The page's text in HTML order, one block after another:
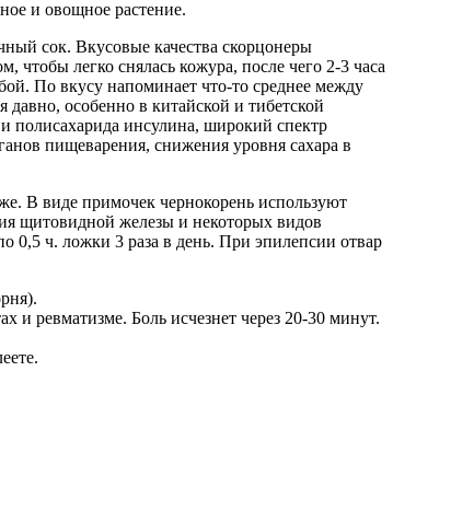
и овощное растение.
сок. Вкусовые качества скорцонеры
легко снялась кожура, после чего 2-3 часа
По вкусу напоминает что-то среднее между
особенно в китайской и тибетской
полисахарида инсулина, широкий спектр
пищеварения, снижения уровня сахара в
В виде примочек чернокорень используют
щитовидной железы и некоторых видов
0,5 ч. ложки 3 раза в день. При эпилепсии отвар
и ревматизме. Боль исчезнет через 20-30 минут.